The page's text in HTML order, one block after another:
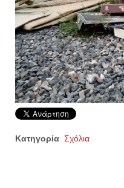
Κατηγορία Σχόλια